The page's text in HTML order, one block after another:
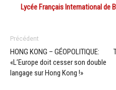
Lycée Français International de
Précédent
HONG KONG – GÉOPOLITIQUE:
«L’Europe doit cesser son double
langage sur Hong Kong !»